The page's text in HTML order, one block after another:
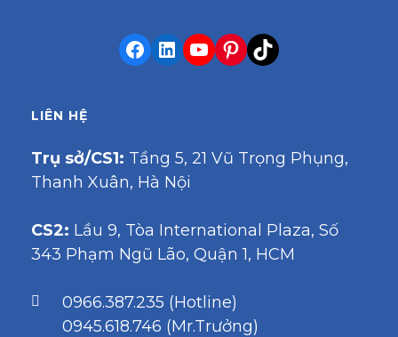
LIÊN HỆ
Trụ sở/CS1: Tầng 5, 21 Vũ Trọng Phụng,
Thanh Xuân, Hà Nội
CS2: Lầu 9, Tòa International Plaza, Số
343 Phạm Ngũ Lão, Quận 1, HCM
0966.387.235 (Hotline)
0945.618.746 (Mr.Trưởng)